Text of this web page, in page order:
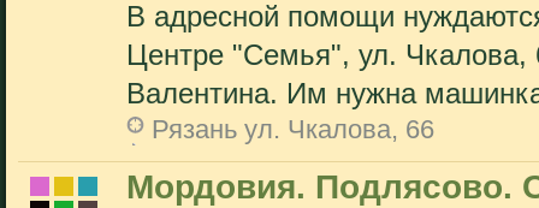
В адресной помощи
Центре "Семья", ул.
Валентина. Им нужна
Рязань ул. Чкалова, 66
Мордовия. Подлясово.